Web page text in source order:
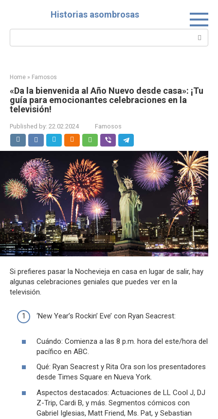
Historias asombrosas
Search:
Home » Famosos
«Da la bienvenida al Año Nuevo desde casa»: ¡Tu
guía para emocionantes celebraciones en la
televisión!
Published by: 22.02.2024 Famosos
Si prefieres pasar la Nochevieja en casa en lugar de salir, hay
algunas celebraciones geniales que puedes ver en la
televisión.
‘New Year’s Rockin’ Eve’ con Ryan Seacrest:
Cuándo: Comienza a las 8 p.m. hora del este/hora del
pacífico en ABC.
Qué: Ryan Seacrest y Rita Ora son los presentadores
desde Times Square en Nueva York.
Aspectos destacados: Actuaciones de LL Cool J, DJ
Z-Trip, Cardi B, y más. Segmentos cómicos con
Gabriel Iglesias, Matt Friend, Ms. Pat, y Sebastian